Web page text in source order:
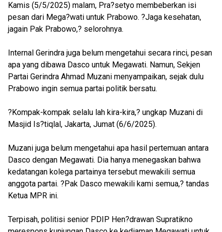
Kamis (5/5/2025) malam, Pra?setyo membeberkan isi
pesan dari Mega?wati untuk Prabowo. ?Jaga kesehatan,
jagain Pak Prabowo,? selorohnya.
Internal Gerindra juga belum mengetahui secara rinci, pesan
apa yang dibawa Dasco untuk Megawati. Namun, Sekjen
Partai Gerindra Ahmad Muzani menyampaikan, sejak dulu
Prabowo ingin semua partai politik bersatu.
?Kompak-kompak selalu lah kira-kira,? ungkap Muzani di
Masjid Is?tiqlal, Jakarta, Jumat (6/6/2025).
Muzani juga belum mengetahui apa hasil pertemuan antara
Dasco dengan Megawati. Dia hanya menegaskan bahwa
kedatangan kolega partainya tersebut mewakili semua
anggota partai. ?Pak Dasco mewakili kami semua,? tandas
Ketua MPR ini.
Terpisah, politisi senior PDIP Hen?drawan Supratikno